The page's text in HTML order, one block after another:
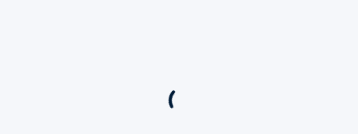
80 Ha Daudzfunkcionāls Investīciju Īpašums-
Zivju Audzētava, Brīvdienu Mājas, Briežu Dārzs